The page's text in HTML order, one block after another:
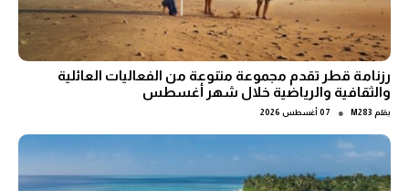
رزنامة قطر تقدم مجموعة متنوعة من الفعاليات العائلية
والثقافية والرياضية خلال شهر أغسطس
بقلم M283
● 07 أغسطس 2026